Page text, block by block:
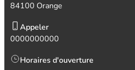
84100 Orange
Appeler
0000000000
Horaires d'ouverture